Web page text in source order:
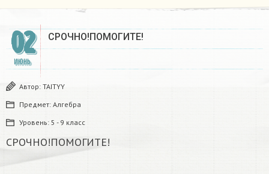
02
ИЮНЬ
СРОЧНО!ПОМОГИТЕ!
Автор: TAITYY
Предмет: Алгебра
Уровень: 5 - 9 класс
СРОЧНО!ПОМОГИТЕ!